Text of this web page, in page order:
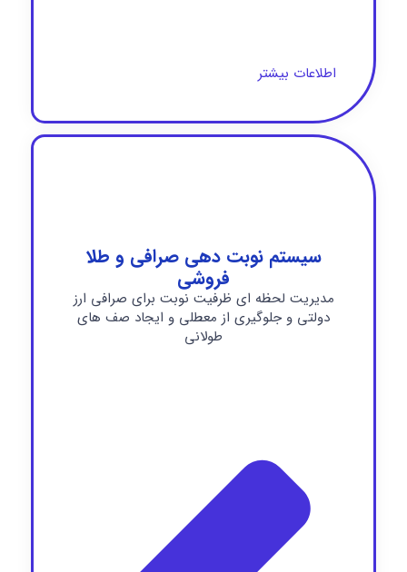
اطلاعات بیشتر
سیستم نوبت دهی صرافی و طلا
فروشی
مدیریت لحظه ای ظرفیت نوبت برای صرافی ارز
دولتی و جلوگیری از معطلی و ایجاد صف های
طولانی